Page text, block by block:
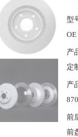
型
产
定
产
前
前